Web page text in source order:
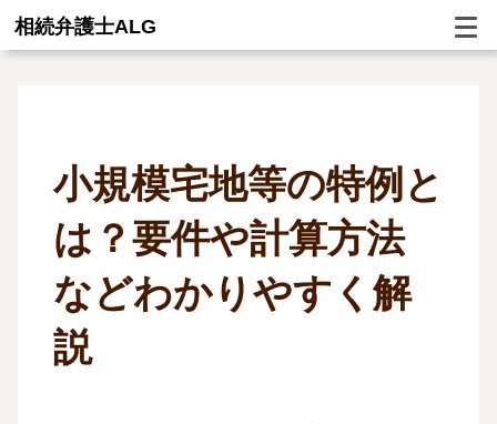
相続弁護士ALG
小規模宅地等の特例と
は？要件や計算方法
などわかりやすく解
説